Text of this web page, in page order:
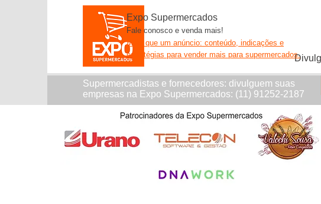
Expo Supermercados
Fale conosco e venda mais!
Mais que um anúncio: conteúdo, indicações e
estratégias para vender mais para supermercados.
Supermercadistas e fornecedores: divulguem suas
empresas na Expo Supermercados: (11) 91252-2187